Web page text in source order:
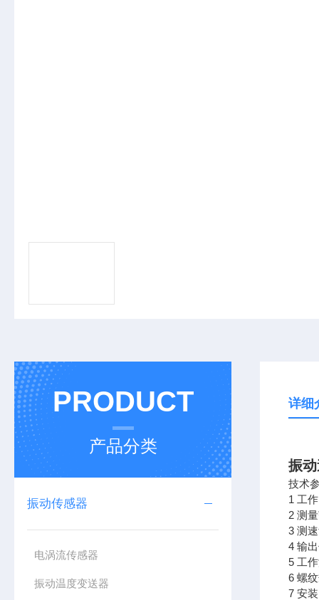
PRODUCT
产品分类
振动传感器
电涡流传感器
振动温度变送器
详细
振
技术
1 工
2 测
3 测
4 输
5 工
6 螺
7 安